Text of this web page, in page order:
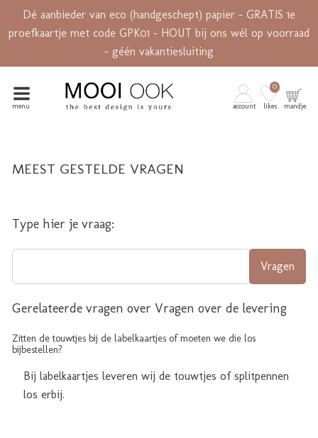
Dé aanbieder van eco (handgeschept) papier - GRATIS 1e
proefkaartje met code GPK01 - HOUT bij ons wél op voorraad
- géén vakantiesluiting
menu account likes
0
mandje
MEEST GESTELDE VRAGEN
Type hier je vraag:
Vragen
Gerelateerde vragen over Vragen over de levering
Zitten de touwtjes bij de labelkaartjes of moeten we die los
bijbestellen?
Bij labelkaartjes leveren wij de touwtjes of splitpennen
los erbij.